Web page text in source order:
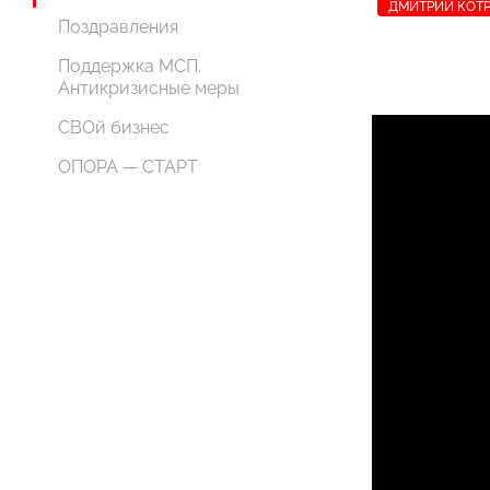
Поздравления
Поддержка МСП.
Антикризисные меры
СВОй бизнес
ОПОРА — СТАРТ
ДМИТРИЙ